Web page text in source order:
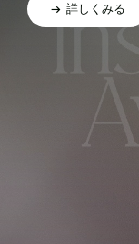
詳しくみる